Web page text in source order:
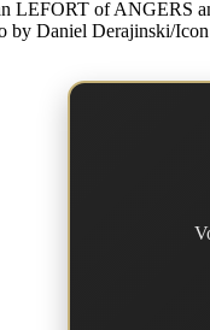
of ANGERS
by Daniel Derajinski/